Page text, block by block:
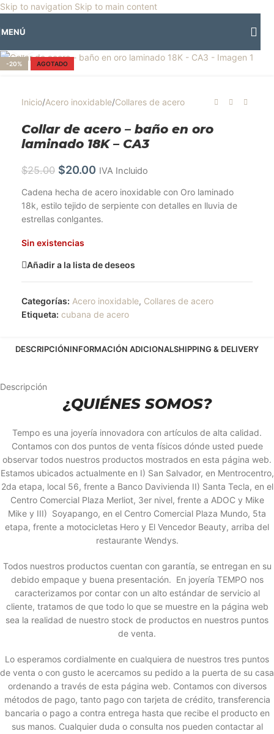
Skip to navigation Skip to main content
🎡Horario especial por vacaciones agostinas
MENÚ
-20% AGOTADO
Inicio/Acero inoxidable/Collares de acero
Collar de acero – baño en oro
laminado 18K – CA3
$25.00 $20.00 IVA Incluido
Cadena hecha de acero inoxidable con Oro laminado
18k, estilo tejido de serpiente con detalles en lluvia de
estrellas conlgantes.
Sin existencias
Añadir a la lista de deseos
Categorías: Acero inoxidable, Collares de acero
Etiqueta: cubana de acero
DESCRIPCIÓNINFORMACIÓN ADICIONALSHIPPING & DELIVERY
Descripción
¿QUIÉNES SOMOS?
Tempo es una joyería innovadora con artículos de alta calidad.
Contamos con dos puntos de venta físicos dónde usted puede
observar todos nuestros productos mostrados en esta página web.
Estamos ubicados actualmente en I) San Salvador, en Mentrocentro,
2da etapa, local 56, frente a Banco Davivienda II) Santa Tecla, en el
Centro Comercial Plaza Merliot, 3er nivel, frente a ADOC y Mike
Mike y III) Soyapango, en el Centro Comercial Plaza Mundo, 5ta
etapa, frente a motocicletas Hero y El Vencedor Beauty, arriba del
restaurante Wendys.
Todos nuestros productos cuentan con garantía, se entregan en su
debido empaque y buena presentación. En joyería TEMPO nos
caracterizamos por contar con un alto estándar de servicio al
cliente, tratamos de que todo lo que se muestre en la página web
sea la realidad de nuestro stock de productos en nuestros puntos
de venta.
Lo esperamos cordialmente en cualquiera de nuestros tres puntos
de venta o con gusto le acercamos su pedido a la puerta de su casa
ordenando a través de esta página web. Contamos con diversos
métodos de pago, tanto pago con tarjeta de crédito, transferencia
bancaria o pago a contra entrega hasta que recibe el producto en
sus manos. Cualquier duda o consulta nos pueden contactar al